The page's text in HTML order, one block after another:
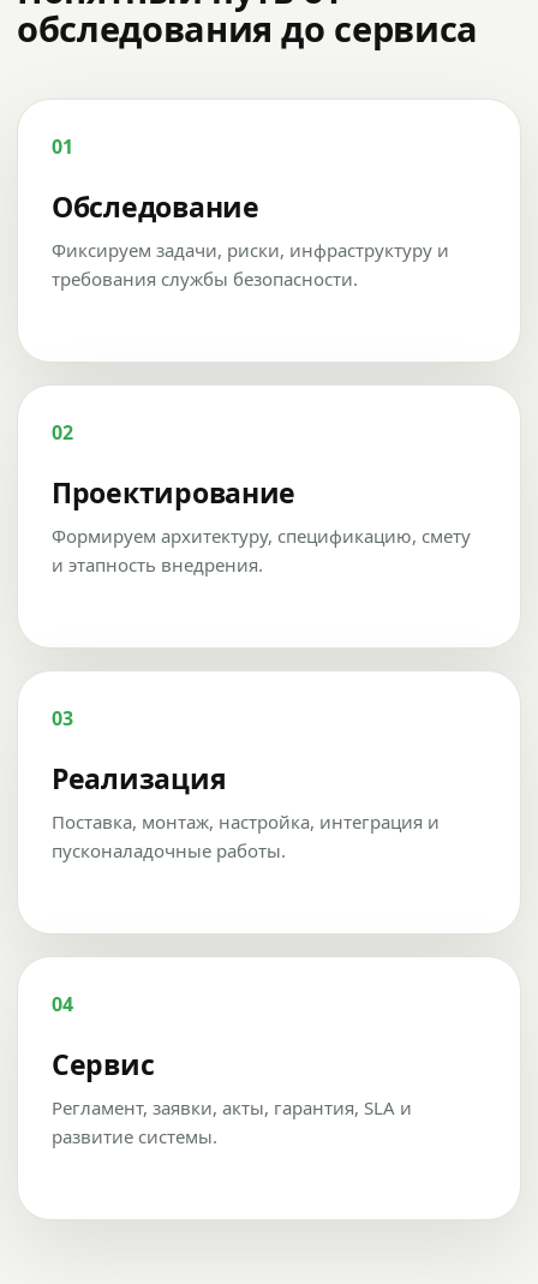
обследования до сервиса
01
Обследование
Фиксируем задачи, риски, инфраструктуру и
требования службы безопасности.
02
Проектирование
Формируем архитектуру, спецификацию, смету
и этапность внедрения.
03
Реализация
Поставка, монтаж, настройка, интеграция и
пусконаладочные работы.
04
Сервис
Регламент, заявки, акты, гарантия, SLA и
развитие системы.